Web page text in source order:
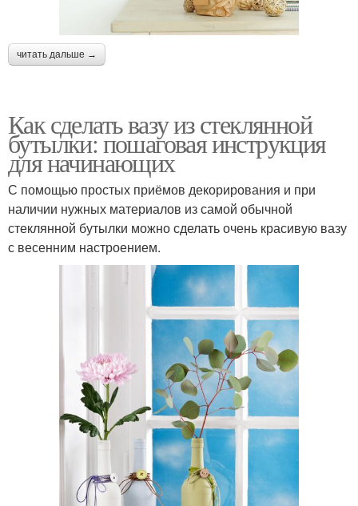
читать дальше →
Как сделать вазу из стеклянной
бутылки: пошаговая инструкция
для начинающих
С помощью простых приёмов декорирования и при
наличии нужных материалов из самой обычной
стеклянной бутылки можно сделать очень красивую вазу
с весенним настроением.